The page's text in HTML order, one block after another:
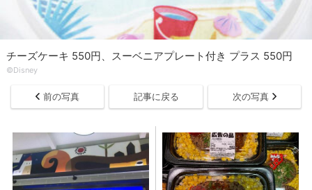
チーズケーキ 550円、スーベニアプレート付き プラス 550円
©Disney
前の写真 記事に戻る 次の写真